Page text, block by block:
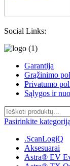
Social Links:
Garantija
Grąžinimo
Privatumo
Sąlygos ir
Pasirinkite kategoriją
.ScanLogiQ
Aksesuarai
Astra® EV